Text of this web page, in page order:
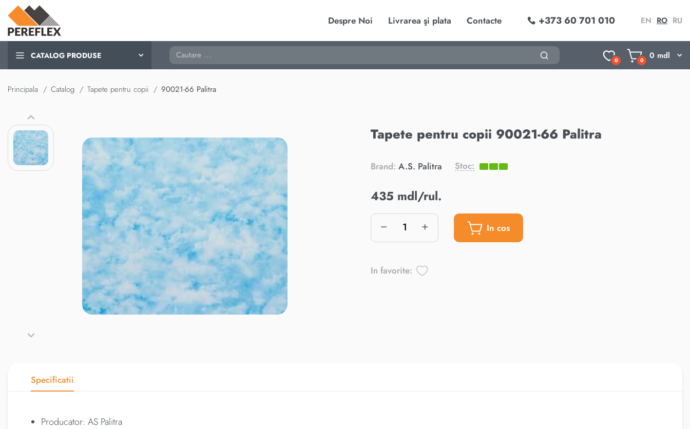
Despre Noi Livrarea şi plata Contacte +373 60 701 010 EN RO RU
CATALOG PRODUSE Cautare
0 0 0 mdl
Principala Catalog Tapete pentru copii 90021-66 Palitra
Tapete pentru copii 90021-66 Palitra
Brand: A.S. Palitra Stoc:
435 mdl/rul.
In cos
In favorite:
Specificatii
Producator: AS Palitra